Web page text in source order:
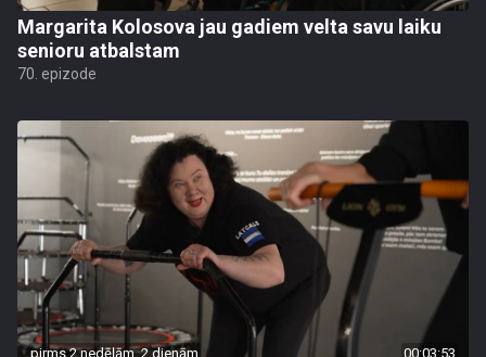
Margarita Kolosova jau gadiem velta savu laiku
senioru atbalstam
70. epizode
pirms 2 nedēļām, 2 dienām 00:03:53